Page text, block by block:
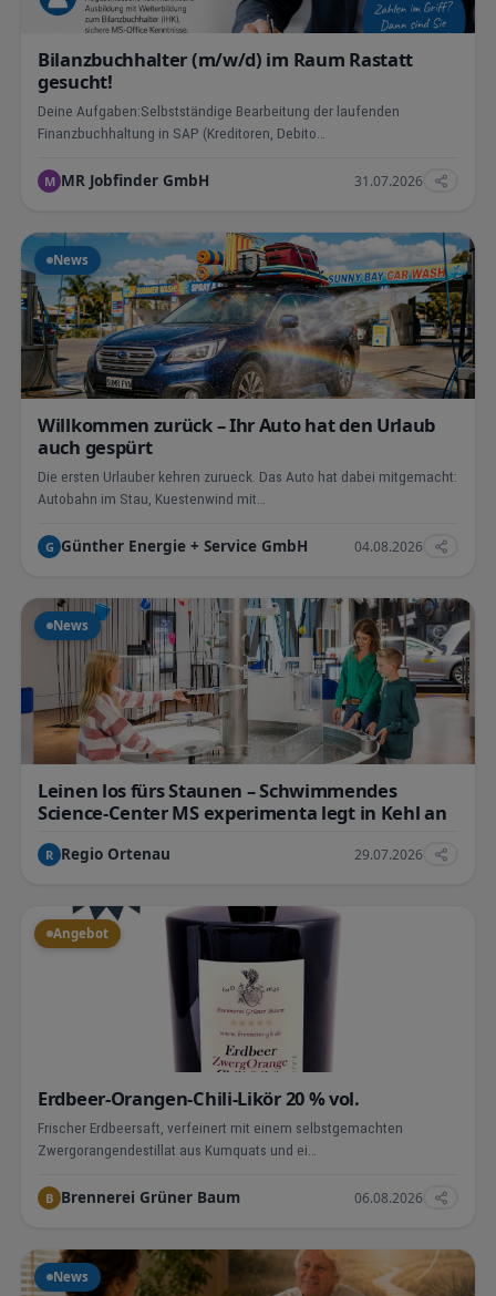
Bilanzbuchhalter (m/w/d) im Raum Rastatt
gesucht!
Deine Aufgaben:Selbstständige Bearbeitung der laufenden
Finanzbuchhaltung in SAP (Kreditoren, Debito…
M MR Jobfinder GmbH 31.07.2026
News
Willkommen zurück – Ihr Auto hat den Urlaub
auch gespürt
Die ersten Urlauber kehren zurueck. Das Auto hat dabei mitgemacht:
Autobahn im Stau, Kuestenwind mit…
G Günther Energie + Service GmbH 04.08.2026
News
Leinen los fürs Staunen – Schwimmendes
Science-Center MS experimenta legt in Kehl an
R Regio Ortenau 29.07.2026
Angebot
Erdbeer-Orangen-Chili-Likör 20 % vol.
Frischer Erdbeersaft, verfeinert mit einem selbstgemachten
Zwergorangendestillat aus Kumquats und ei…
B Brennerei Grüner Baum 06.08.2026
News